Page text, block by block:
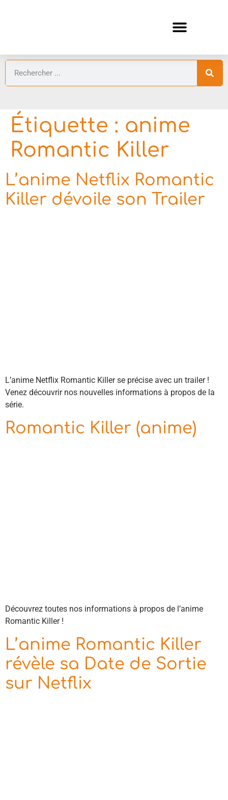
Étiquette : anime
Romantic Killer
L’anime Netflix Romantic
Killer dévoile son Trailer
L’anime Netflix Romantic Killer se précise avec un trailer !
Venez découvrir nos nouvelles informations à propos de la
série.
Romantic Killer (anime)
Découvrez toutes nos informations à propos de l’anime
Romantic Killer !
L’anime Romantic Killer
révèle sa Date de Sortie
sur Netflix